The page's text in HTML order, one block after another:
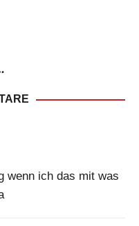
wenn ich das mit was